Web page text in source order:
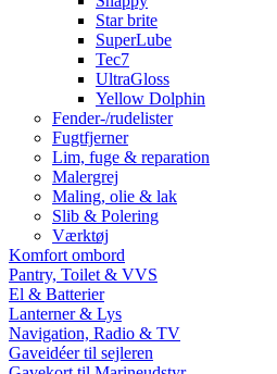
Star brite
SuperLube
Tec7
UltraGloss
Yellow Dolphin
Fender-/rudelister
Fugtfjerner
Lim, fuge & reparation
Malergrej
Maling, olie & lak
Slib & Polering
Værktøj
Komfort ombord
Pantry, Toilet & VVS
El & Batterier
Lanterner & Lys
Navigation, Radio & TV
Gaveidéer til sejleren